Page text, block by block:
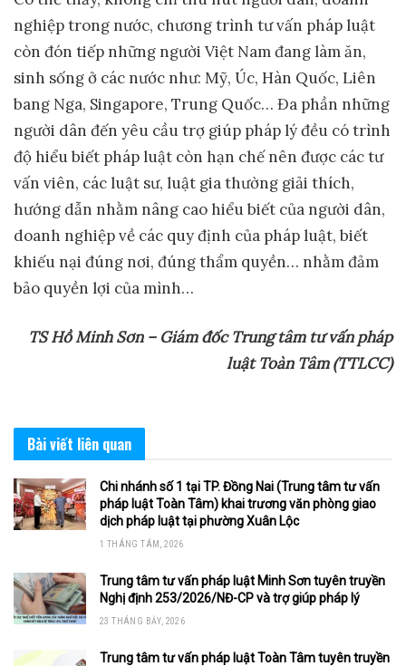
nghiệp trong nước, chương trình tư vấn pháp luật
còn đón tiếp những người Việt Nam đang làm ăn,
sinh sống ở các nước như: Mỹ, Úc, Hàn Quốc, Liên
bang Nga, Singapore, Trung Quốc… Đa phần những
người dân đến yêu cầu trợ giúp pháp lý đều có trình
độ hiểu biết pháp luật còn hạn chế nên được các tư
vấn viên, các luật sư, luật gia thường giải thích,
hướng dẫn nhằm nâng cao hiểu biết của người dân,
doanh nghiệp về các quy định của pháp luật, biết
khiếu nại đúng nơi, đúng thẩm quyền… nhằm đảm
bảo quyền lợi của mình…
TS Hồ Minh Sơn – Giám đốc Trung tâm tư vấn pháp
luật Toàn Tâm (TTLCC)
Bài viết liên quan
Chi nhánh số 1 tại TP. Đồng Nai (Trung tâm tư vấn
pháp luật Toàn Tâm) khai trương văn phòng giao
dịch pháp luật tại phường Xuân Lộc
1 THÁNG TÁM, 2026
Trung tâm tư vấn pháp luật Minh Sơn tuyên truyền
Nghị định 253/2026/NĐ-CP và trợ giúp pháp lý
23 THÁNG BẢY, 2026
Trung tâm tư vấn pháp luật Toàn Tâm tuyên truyền